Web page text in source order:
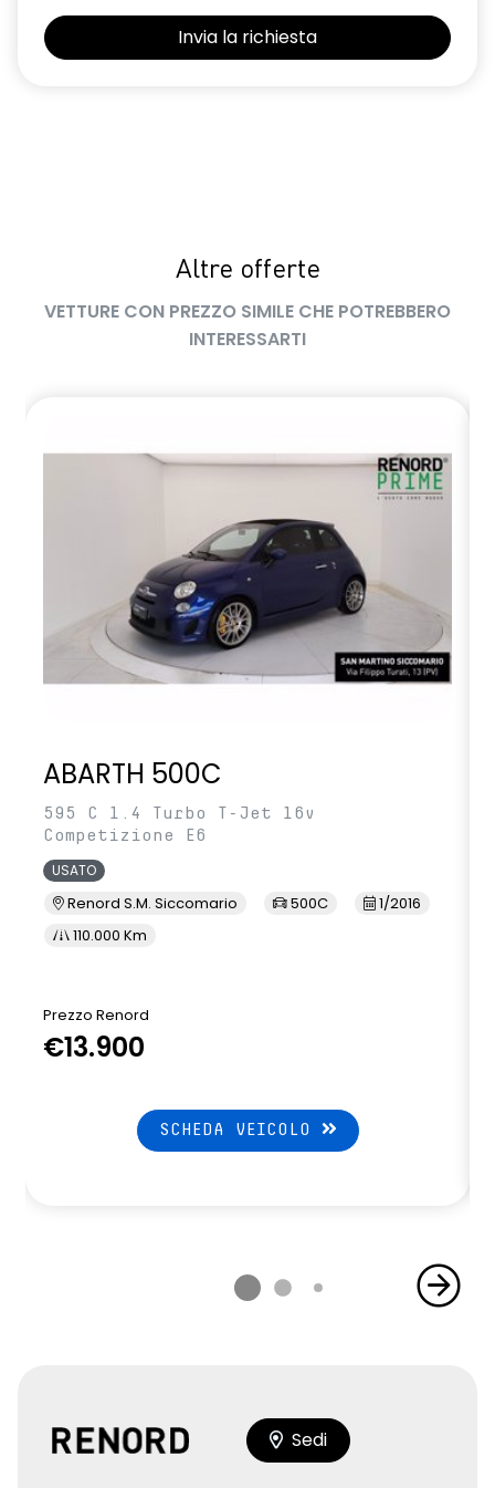
Sedili con sistema isofix
Volante regolabile in altezza e profondità
Altre offerte
VETTURE CON PREZZO SIMILE CHE POTREBBERO
INTERESSARTI
ABARTH 500C
595 C 1.4 Turbo T-Jet 16v
Competizione E6
USATO
Renord S.M. Siccomario 500C
1/2016
110.000 Km
Prezzo Renord
€13.900
SCHEDA VEICOLO
Sedi